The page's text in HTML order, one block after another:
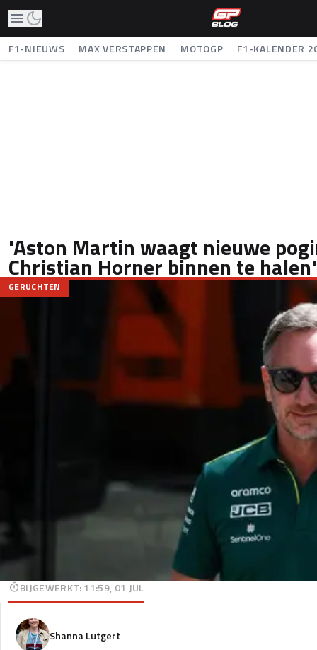
F1-NIEUWS MAX VERSTAPPEN MOTOGP F1-KALENDER
'Aston Martin waagt nieuwe
Christian Horner binnen te halen'
GERUCHTEN
BIJGEWERKT:11:59, 01 JUL
Shanna Lutgert